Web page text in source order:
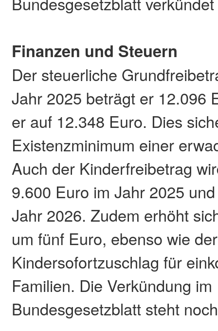
Finanzen und Steuern
Der steuerliche
Jahr 2025 beträgt er 12.096
er auf 12.348 Euro. Dies
Existenzminimum einer
Auch der Kinderfreibetrag
9.600 Euro im Jahr 2025
Jahr 2026. Zudem erhöht
um fünf Euro, ebenso wie der
Kindersofortzuschlag für
Familien. Die Verkündung im
Bundesgesetzblatt steht